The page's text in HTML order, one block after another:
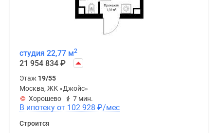
студия 22,77 м2
21 954 834 ₽
Этаж 19/55
Москва, ЖК «Джойс»
Хорошево
7 мин.
В ипотеку от 102 928 ₽/мес
Строится